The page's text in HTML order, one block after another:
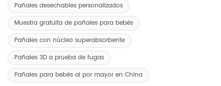
Pañales desechables personalizados
Muestra gratuita de pañales para bebés
Pañales con núcleo superabsorbente
Pañales 3D a prueba de fugas
Pañales para bebés al por mayor en China